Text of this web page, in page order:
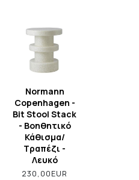
Normann
Copenhagen -
Bit Stool Stack
- Βοηθητικό
Κάθισμα/
Τραπέζι -
Λευκό
230,00EUR